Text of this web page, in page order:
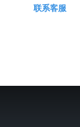
联系客服